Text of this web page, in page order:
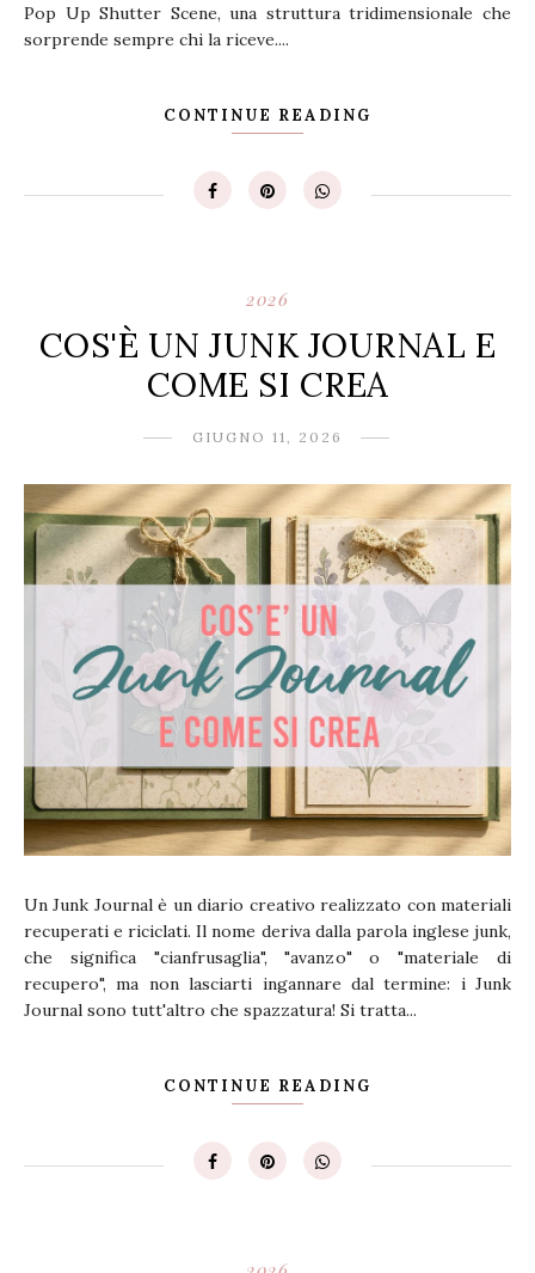
Pop Up Shutter Scene, una struttura tridimensionale che
sorprende sempre chi la riceve....
CONTINUE READING
2026
COS'È UN JUNK JOURNAL E
COME SI CREA
GIUGNO 11, 2026
Un Junk Journal è un diario creativo realizzato con materiali
recuperati e riciclati. Il nome deriva dalla parola inglese junk,
che significa "cianfrusaglia", "avanzo" o "materiale di
recupero", ma non lasciarti ingannare dal termine: i Junk
Journal sono tutt'altro che spazzatura! Si tratta...
CONTINUE READING